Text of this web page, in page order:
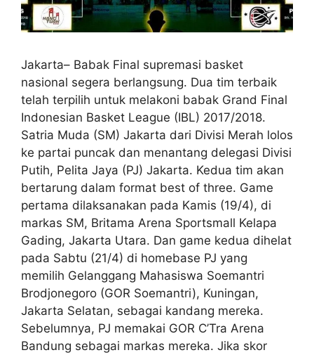
Jakarta– Babak Final supremasi basket
nasional segera berlangsung. Dua tim terbaik
telah terpilih untuk melakoni babak Grand Final
Indonesian Basket League (IBL) 2017/2018.
Satria Muda (SM) Jakarta dari Divisi Merah lolos
ke partai puncak dan menantang delegasi Divisi
Putih, Pelita Jaya (PJ) Jakarta. Kedua tim akan
bertarung dalam format best of three. Game
pertama dilaksanakan pada Kamis (19/4), di
markas SM, Britama Arena Sportsmall Kelapa
Gading, Jakarta Utara. Dan game kedua dihelat
pada Sabtu (21/4) di homebase PJ yang
memilih Gelanggang Mahasiswa Soemantri
Brodjonegoro (GOR Soemantri), Kuningan,
Jakarta Selatan, sebagai kandang mereka.
Sebelumnya, PJ memakai GOR C’Tra Arena
Bandung sebagai markas mereka. Jika skor